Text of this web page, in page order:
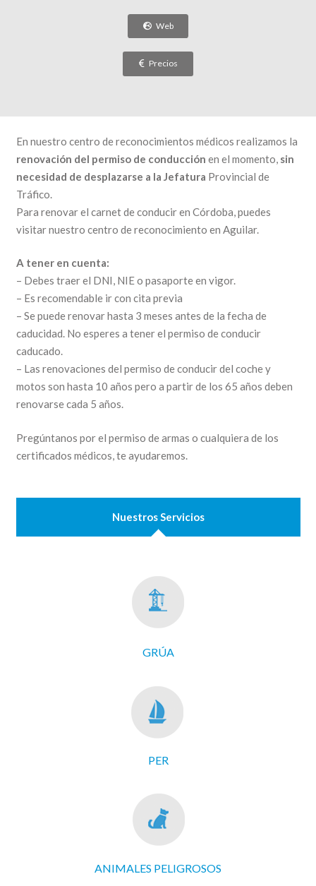
Web
Precios
En nuestro centro de reconocimientos médicos realizamos la
renovación del permiso de conducción en el momento, sin
necesidad de desplazarse a la Jefatura Provincial de
Tráfico.
Para renovar el carnet de conducir en Córdoba, puedes
visitar nuestro centro de reconocimiento en Aguilar.
A tener en cuenta:
– Debes traer el DNI, NIE o pasaporte en vigor.
– Es recomendable ir con cita previa
– Se puede renovar hasta 3 meses antes de la fecha de
caducidad. No esperes a tener el permiso de conducir
caducado.
– Las renovaciones del permiso de conducir del coche y
motos son hasta 10 años pero a partir de los 65 años deben
renovarse cada 5 años.
Pregúntanos por el permiso de armas o cualquiera de los
certificados médicos, te ayudaremos.
Nuestros Servicios
GRÚA
PER
ANIMALES PELIGROSOS